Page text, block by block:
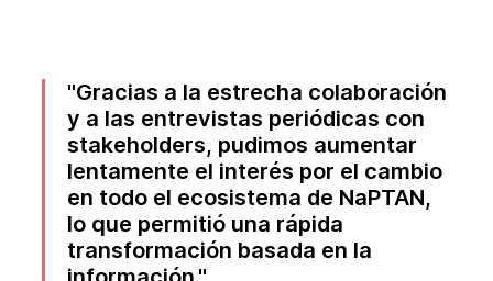
Gracias a la estrecha colaboración
y a las entrevistas periódicas con
stakeholders, pudimos aumentar
lentamente el interés por el cambio
en todo el ecosistema de NaPTAN,
lo que permitió una rápida
transformación basada en la